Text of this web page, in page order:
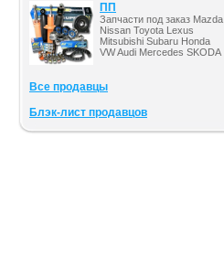
ПП
Запчасти под заказ Mazda
Nissan Toyota Lexus
Mitsubishi Subaru Honda
VW Audi Mercedes SKODA
Все продавцы
Блэк-лист продавцов